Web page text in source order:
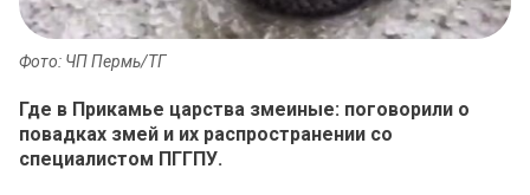
Фото: ЧП Пермь/ТГ
Где в Прикамье царства змеиные: поговорили о
повадках змей и их распространении со
специалистом ПГГПУ.